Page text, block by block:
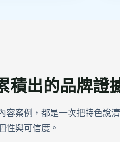
積出的品牌證
容案例，都是一次把特色說
性與可信度。